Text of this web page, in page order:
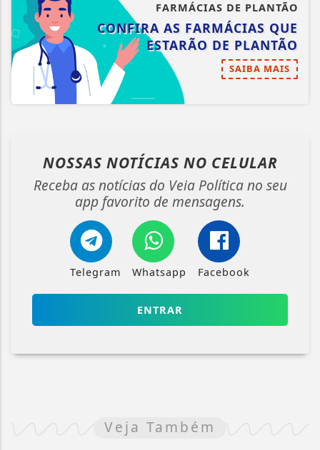
FARMÁCIAS DE PLANTÃO
CONFIRA AS FARMÁCIAS QUE
ESTARÃO DE PLANTÃO
SAIBA MAIS
NOSSAS NOTÍCIAS NO CELULAR
Receba as notícias do Veia Política no seu
app favorito de mensagens.
Telegram Whatsapp Facebook
ENTRAR
Veja Também